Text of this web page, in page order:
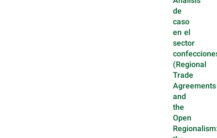
de
caso
en el
sector
(Regional
Trade
Agreements
and
the
Open